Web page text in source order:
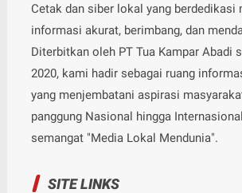
Cetak dan siber lokal yang berdedikasi
informasi akurat, berimbang, dan
Diterbitkan oleh PT Tua Kampar Abadi
2020, kami hadir sebagai ruang
yang menjembatani aspirasi
panggung Nasional hingga
semangat "Media Lokal Mendunia".
SITE LINKS